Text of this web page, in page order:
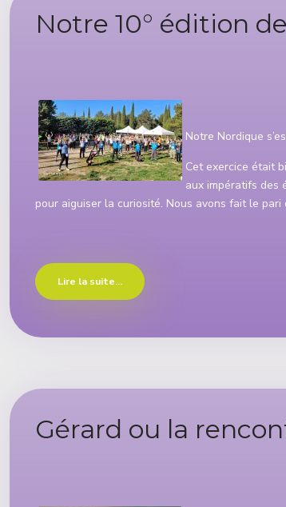
Notre 10° édition
Notre Nordique
Cet exercice était
aux impératifs des
pour aiguiser la curiosité. Nous avons fait le
Lire la suite...
Gérard ou la